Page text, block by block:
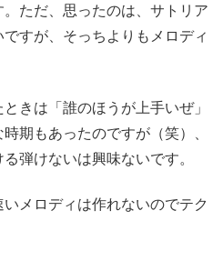
ただ、思ったのは、サトリア
すが、そっちよりもメロディ
きは「誰のほうが上手いぜ」
期もあったのですが（笑）、
弾けないは興味ないです。
メロディは作れないのでテク